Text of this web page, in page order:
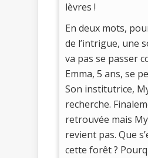
lèvres !
En deux mots,
de l’intrigue, une
va pas se passer
Emma, 5 ans, se
Son institutrice,
recherche.
retrouvée mais
revient pas. Que
cette forêt ?